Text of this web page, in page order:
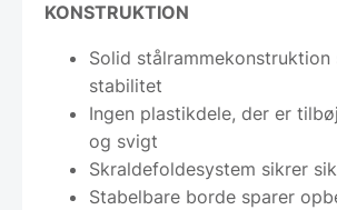
KONSTRUKTION
Solid stålrammekonstruktion
stabilitet
Ingen plastikdele, der er
og svigt
Skraldefoldesystem sikrer
Stabelbare borde sparer